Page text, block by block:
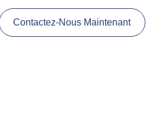
Contactez-Nous Maintenant